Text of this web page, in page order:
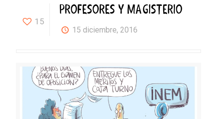
15
PROFESORES Y MAGISTERIO
15 diciembre, 2016